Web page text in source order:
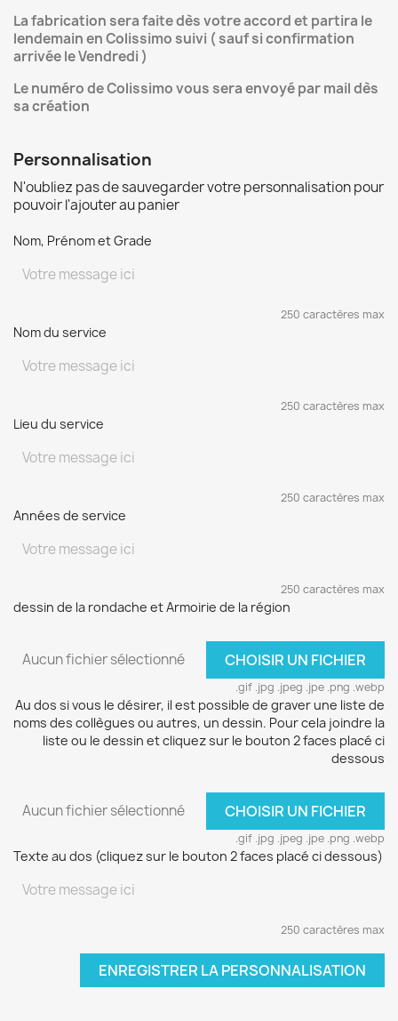
La fabrication sera faite dès votre accord et partira le
lendemain en Colissimo suivi ( sauf si confirmation
arrivée le Vendredi )
Le numéro de Colissimo vous sera envoyé par mail dès
sa création
Personnalisation
N'oubliez pas de sauvegarder votre personnalisation pour
pouvoir l'ajouter au panier
Nom, Prénom et Grade
250 caractères max
Nom du service
250 caractères max
Lieu du service
250 caractères max
Années de service
250 caractères max
dessin de la rondache et Armoirie de la région
Aucun fichier sélectionné CHOISIR UN FICHIER
.gif .jpg .jpeg .jpe .png .webp
Au dos si vous le désirer, il est possible de graver une liste de
noms des collègues ou autres, un dessin. Pour cela joindre la
liste ou le dessin et cliquez sur le bouton 2 faces placé ci
dessous
Aucun fichier sélectionné CHOISIR UN FICHIER
.gif .jpg .jpeg .jpe .png .webp
Texte au dos (cliquez sur le bouton 2 faces placé ci dessous)
250 caractères max
ENREGISTRER LA PERSONNALISATION